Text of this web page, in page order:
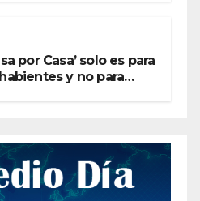
por Casa’ solo es para
y no para